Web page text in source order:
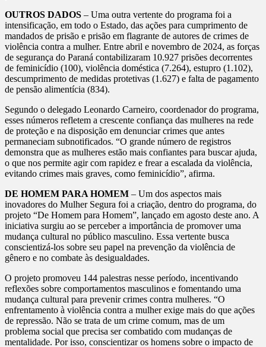
OUTROS DADOS – Uma outra vertente do programa foi a
intensificação, em todo o Estado, das ações para cumprimento de
mandados de prisão e prisão em flagrante de autores de crimes de
violência contra a mulher. Entre abril e novembro de 2024, as forças
de segurança do Paraná contabilizaram 10.927 prisões decorrentes
de feminicídio (100), violência doméstica (7.264), estupro (1.102),
descumprimento de medidas protetivas (1.627) e falta de pagamento
de pensão alimentícia (834).
Segundo o delegado Leonardo Carneiro, coordenador do programa,
esses números refletem a crescente confiança das mulheres na rede
de proteção e na disposição em denunciar crimes que antes
permaneciam subnotificados. “O grande número de registros
demonstra que as mulheres estão mais confiantes para buscar ajuda,
o que nos permite agir com rapidez e frear a escalada da violência,
evitando crimes mais graves, como feminicídio”, afirma.
DE HOMEM PARA HOMEM – Um dos aspectos mais
inovadores do Mulher Segura foi a criação, dentro do programa, do
projeto “De Homem para Homem”, lançado em agosto deste ano. A
iniciativa surgiu ao se perceber a importância de promover uma
mudança cultural no público masculino. Essa vertente busca
conscientizá-los sobre seu papel na prevenção da violência de
gênero e no combate às desigualdades.
O projeto promoveu 144 palestras nesse período, incentivando
reflexões sobre comportamentos masculinos e fomentando uma
mudança cultural para prevenir crimes contra mulheres. “O
enfrentamento à violência contra a mulher exige mais do que ações
de repressão. Não se trata de um crime comum, mas de um
problema social que precisa ser combatido com mudanças de
mentalidade. Por isso, conscientizar os homens sobre o impacto de